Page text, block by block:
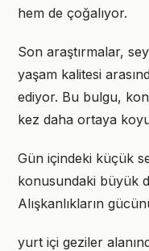
hem de çoğalıyor.
Son araştırmalar,
yaşam kalitesi
ediyor. Bu bulgu,
kez daha ortaya
Gün içindeki küçük
konusundaki büyük
Alışkanlıkların
yurt içi geziler